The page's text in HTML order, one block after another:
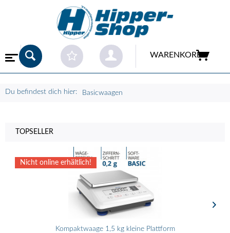
WARENKORB
Du befindest dich hier: Basicwaagen
TOPSELLER
Nicht online erhältlich!
Kompaktwaage 1,5 kg kleine Plattform